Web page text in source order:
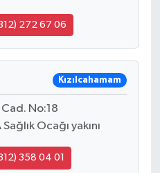
272 67 06
Kızılcahamam
No:18
Ocağı yakını
358 04 01